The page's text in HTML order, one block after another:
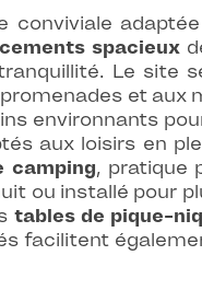
conviviale
spacieux
Le
et aux
environnants
aux loisirs en
camping, pratique
ou installé
tables de pique-
facilitent